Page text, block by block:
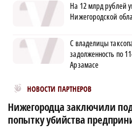
На 12 млрд рублей
Нижегородской
С владелицы
задолженность по
Арзамасе
НОВОСТИ ПАРТНЕРОВ
Новости МирТесен
Нижегородца заключили
попытку убийства